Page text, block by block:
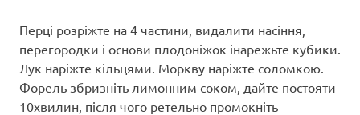
Перці розріжте на 4 частини, видалити насіння,
перегородки і основи плодоніжок інарежьте кубики.
Лук наріжте кільцями. Моркву наріжте соломкою.
Форель збризніть лимонним соком, дайте постояти
10хвилин, після чого ретельно промокніть